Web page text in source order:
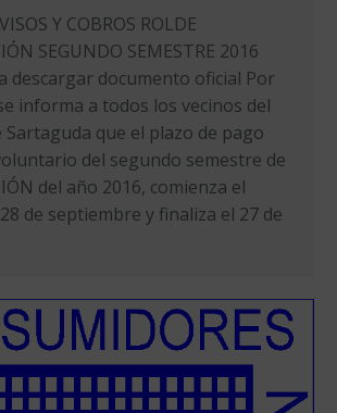
Y COBROS ROLDE
SEGUNDO SEMESTRE 2016
descargar documento oficial Por
informa a todos los vecinos del
Sartaguda que el plazo de pago
del segundo semestre de
del año 2016, comienza el
de septiembre y finaliza el 27 de